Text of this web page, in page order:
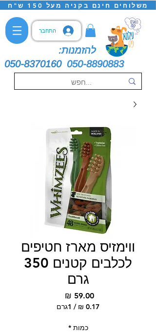
משלוחים חינם בקניה מעל 150 ש"ח
התחבר
להזמנות:
050-8370160 050-8890883
ווימזיס מארז חטיפים
לכלבים קטנים 350
גרם
‏59.00 ‏₪
/ 1גרם
לכלכמות *